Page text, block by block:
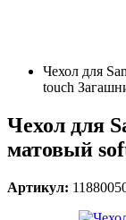
Чехол для
touch
Чехол для
матовый
Артикул: